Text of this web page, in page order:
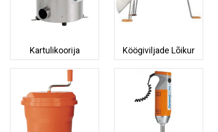
Kartulikoorija Köögiviljade Lõikur